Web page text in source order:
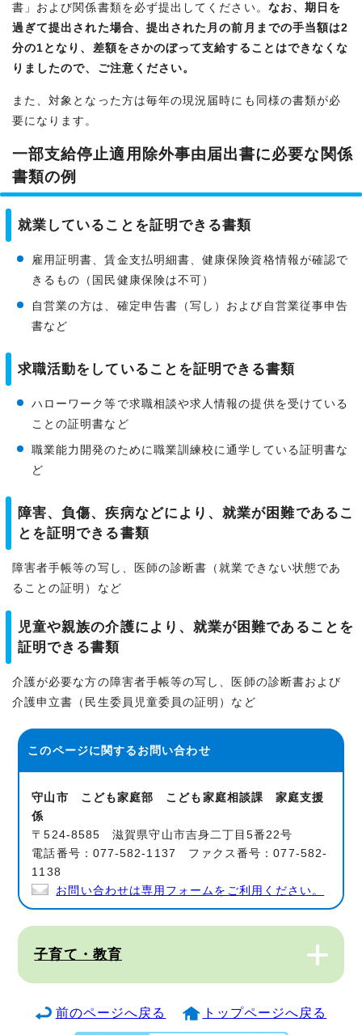
書」および関係書類を必ず提出してください。 なお、期日を
過ぎて提出された場合、提出された月の前月までの手当額は2
分の1となり、差額をさかのぼって支給することはできなくな
りましたので、ご注意ください。
また、対象となった方は毎年の現況届時にも同様の書類が必
要になります。
一部支給停止適用除外事由届出書に必要な関係
書類の例
就業していることを証明できる書類
雇用証明書、賃金支払明細書、健康保険資格情報が確認で
きるもの（国民健康保険は不可）
自営業の方は、確定申告書（写し）および自営業従事申告
書など
求職活動をしていることを証明できる書類
ハローワーク等で求職相談や求人情報の提供を受けている
ことの証明書など
職業能力開発のために職業訓練校に通学している証明書な
ど
障害、負傷、疾病などにより、就業が困難であるこ
とを証明できる書類
障害者手帳等の写し、医師の診断書（就業できない状態であ
ることの証明）など
児童や親族の介護により、就業が困難であることを
証明できる書類
介護が必要な方の障害者手帳等の写し、医師の診断書および
介護申立書（民生委員児童委員の証明）など
このページに関するお問い合わせ
守山市 こども家庭部 こども家庭相談課 家庭支援
係
〒524-8585 滋賀県守山市吉身二丁目5番22号
電話番号：077-582-1137 ファクス番号：077-582-
1138
お問い合わせは専用フォームをご利用ください。
子育て・教育
前のページへ戻る トップページへ戻る